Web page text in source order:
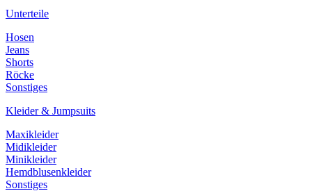
Unterteile
Hosen
Jeans
Shorts
Röcke
Sonstiges
Kleider & Jumpsuits
Maxikleider
Midikleider
Minikleider
Hemdblusenkleider
Sonstiges